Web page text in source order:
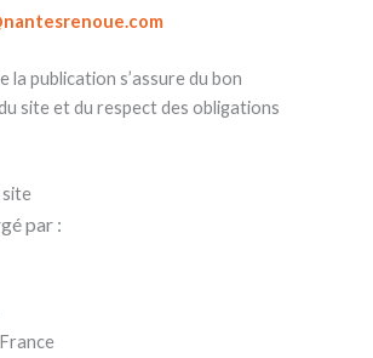
la publication s’assure du bon
site et du respect des obligations
site
par :